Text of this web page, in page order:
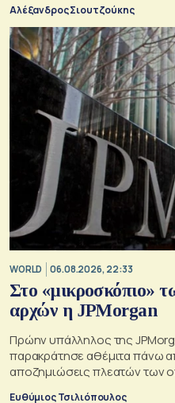
Αλέξανδρος Σιουτζούκης
WORLD 06.08.2026, 22:33
Στο «μικροσκόπιο»
αρχών η JPMorgan
Πρώην υπάλληλος της
παρακράτησε αθέμιτα πάνω
αποζημιώσεις πλεατών των
Ευθύμιος Τσιλιόπουλος